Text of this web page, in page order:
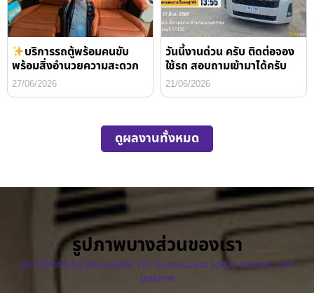
บริการรถตู้พร้อมคนขับ
พร้อมสิ่งอำนวยความสะดวก
27/06/2026
วันนี้งานด่วน ครับ ติดต่อจอง
ใช้รถ สอบถามเข้ามาได้ครับ
21/06/2026
ดูผลงานทั้งหมด
รูปภาพบางส่วนของเรา
บริการให้เช่ารถตู้ พร้อมคนขับ VIP แบบครบวงจร รถสวย บริการดี ราคา
มิตรภาพ